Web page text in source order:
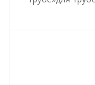
Все работы,
мероприятий